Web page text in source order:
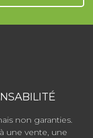
non garanties.
une vente, une